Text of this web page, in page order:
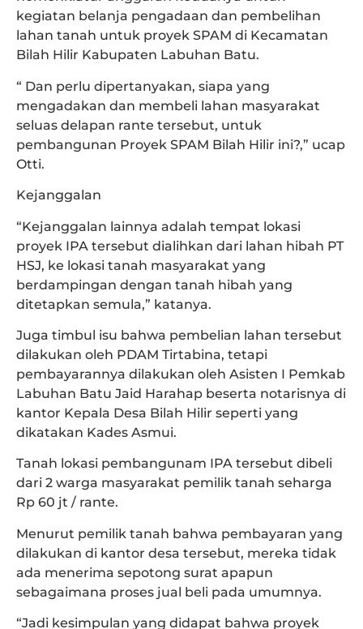
kegiatan belanja pengadaan dan pembelihan
lahan tanah untuk proyek SPAM di Kecamatan
Bilah Hilir Kabupaten Labuhan Batu.
“ Dan perlu dipertanyakan, siapa yang
mengadakan dan membeli lahan masyarakat
seluas delapan rante tersebut, untuk
pembangunan Proyek SPAM Bilah Hilir ini?,” ucap
Otti.
Kejanggalan
“Kejanggalan lainnya adalah tempat lokasi
proyek IPA tersebut dialihkan dari lahan hibah PT
HSJ, ke lokasi tanah masyarakat yang
berdampingan dengan tanah hibah yang
ditetapkan semula,” katanya.
Juga timbul isu bahwa pembelian lahan tersebut
dilakukan oleh PDAM Tirtabina, tetapi
pembayarannya dilakukan oleh Asisten I Pemkab
Labuhan Batu Jaid Harahap beserta notarisnya di
kantor Kepala Desa Bilah Hilir seperti yang
dikatakan Kades Asmui.
Tanah lokasi pembangunam IPA tersebut dibeli
dari 2 warga masyarakat pemilik tanah seharga
Rp 60 jt / rante.
Menurut pemilik tanah bahwa pembayaran yang
dilakukan di kantor desa tersebut, mereka tidak
ada menerima sepotong surat apapun
sebagaimana proses jual beli pada umumnya.
“Jadi kesimpulan yang didapat bahwa proyek